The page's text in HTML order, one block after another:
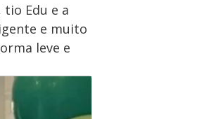
tio Edu e a
e muito
leve e